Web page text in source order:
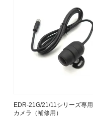
EDR-21G/21/11シリーズ専用
カメラ（補修用）